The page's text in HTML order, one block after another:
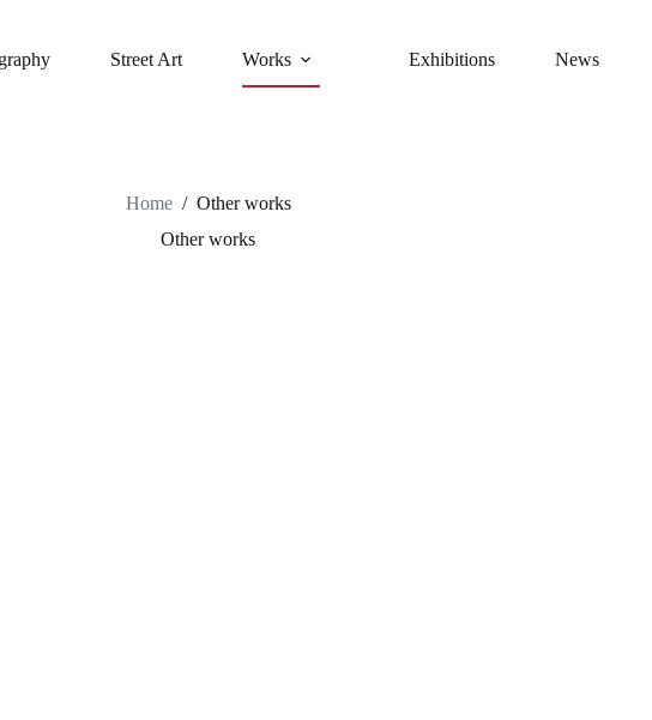
Street Art Works Exhibitions News
Home / Other works
Other works